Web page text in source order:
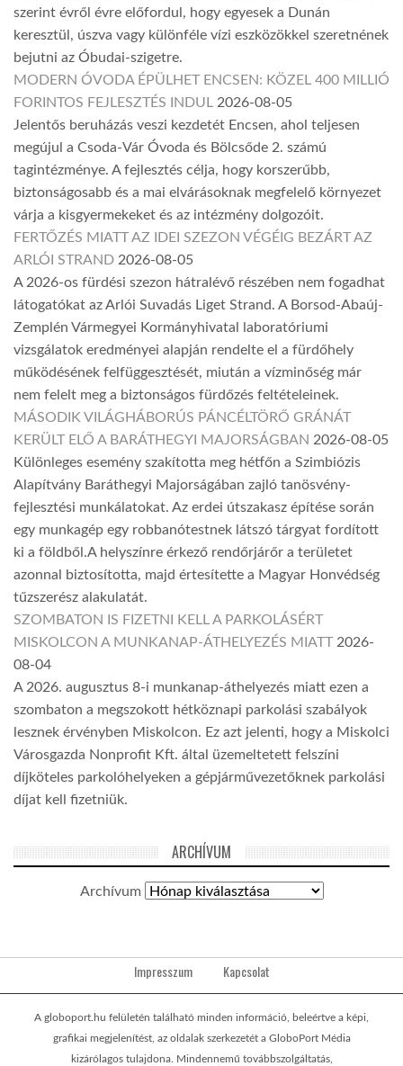
szerint évről évre előfordul, hogy egyesek a Dunán
keresztül, úszva vagy különféle vízi eszközökkel szeretnének
bejutni az Óbudai-szigetre.
MODERN ÓVODA ÉPÜLHET ENCSEN: KÖZEL 400 MILLIÓ
FORINTOS FEJLESZTÉS INDUL 2026-08-05
Jelentős beruházás veszi kezdetét Encsen, ahol teljesen
megújul a Csoda-Vár Óvoda és Bölcsőde 2. számú
tagintézménye. A fejlesztés célja, hogy korszerűbb,
biztonságosabb és a mai elvárásoknak megfelelő környezet
várja a kisgyermekeket és az intézmény dolgozóit.
FERTŐZÉS MIATT AZ IDEI SZEZON VÉGÉIG BEZÁRT AZ
ARLÓI STRAND 2026-08-05
A 2026-os fürdési szezon hátralévő részében nem fogadhat
látogatókat az Arlói Suvadás Liget Strand. A Borsod-Abaúj-
Zemplén Vármegyei Kormányhivatal laboratóriumi
vizsgálatok eredményei alapján rendelte el a fürdőhely
működésének felfüggesztését, miután a vízminőség már
nem felelt meg a biztonságos fürdőzés feltételeinek.
MÁSODIK VILÁGHÁBORÚS PÁNCÉLTÖRŐ GRÁNÁT
KERÜLT ELŐ A BARÁTHEGYI MAJORSÁGBAN 2026-08-05
Különleges esemény szakította meg hétfőn a Szimbiózis
Alapítvány Baráthegyi Majorságában zajló tanösvény-
fejlesztési munkálatokat. Az erdei útszakasz építése során
egy munkagép egy robbanótestnek látszó tárgyat fordított
ki a földből.A helyszínre érkező rendőrjárőr a területet
azonnal biztosította, majd értesítette a Magyar Honvédség
tűzszerész alakulatát.
SZOMBATON IS FIZETNI KELL A PARKOLÁSÉRT
MISKOLCON A MUNKANAP-ÁTHELYEZÉS MIATT 2026-
08-04
A 2026. augusztus 8-i munkanap-áthelyezés miatt ezen a
szombaton a megszokott hétköznapi parkolási szabályok
lesznek érvényben Miskolcon. Ez azt jelenti, hogy a Miskolci
Városgazda Nonprofit Kft. által üzemeltetett felszíni
díjköteles parkolóhelyeken a gépjárművezetőknek parkolási
díjat kell fizetniük.
ARCHÍVUM
Archívum
Impresszum Kapcsolat
A globoport.hu felületén található minden információ, beleértve a képi,
grafikai megjelenítést, az oldalak szerkezetét a GloboPort Média
kizárólagos tulajdona. Mindennemű továbbszolgáltatás,